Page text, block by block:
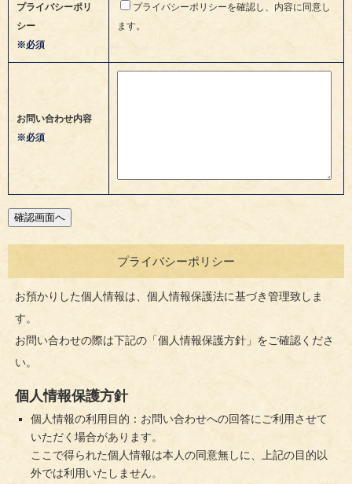
プライバシーポリ
シー
※必須
プライバシーポリシーを確認し、内容に同意し
ます。
お問い合わせ内容
※必須
プライバシーポリシー
お預かりした個人情報は、個人情報保護法に基づき管理致しま
す。
お問い合わせの際は下記の「個人情報保護方針」をご確認くださ
い。
個人情報保護方針
個人情報の利用目的：お問い合わせへの回答にご利用させて
いただく場合があります。
ここで得られた個人情報は本人の同意無しに、上記の目的以
外では利用いたしません。